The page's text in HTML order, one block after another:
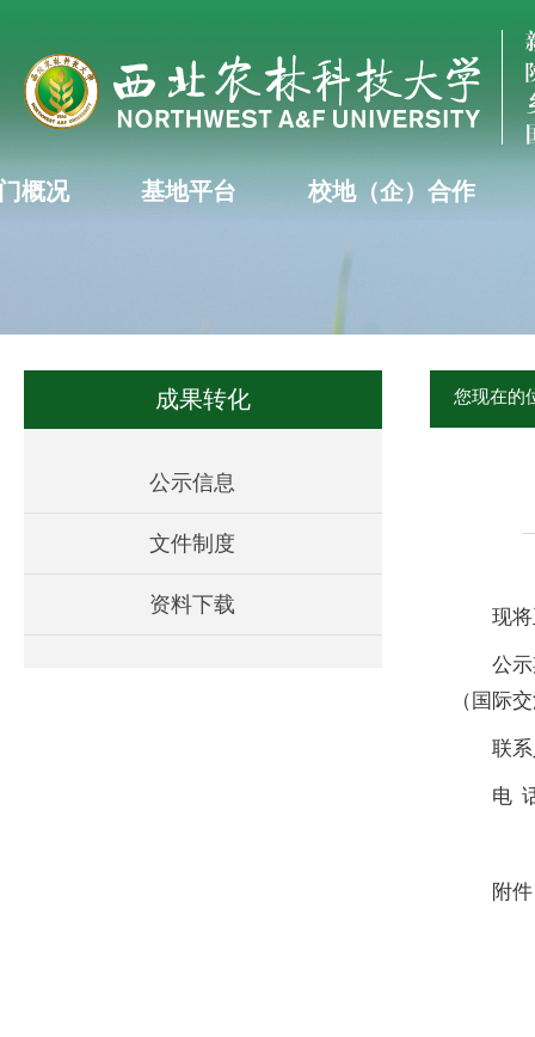
概况 基地平台 校地（企）合作
成果转化
公示信息
文件制度
资料下载
您现在的
现
公
（国际
联
电
附